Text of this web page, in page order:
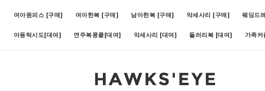
여아원피스 [구매] 여아한복 [구매] 남아한복 [구매] 악세사리 [구매] 웨딩드
아동턱시도[대여] 연주복콩쿨[대여] 악세사리 [대여] 들러리복 [대여] 가족
[대여]쥬비화이트(1호~11호) [대여]아스터슬림턱시도(1호